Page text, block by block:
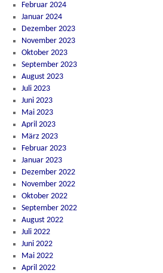
Februar 2024
Januar 2024
Dezember 2023
November 2023
Oktober 2023
September 2023
August 2023
Juli 2023
Juni 2023
Mai 2023
April 2023
März 2023
Februar 2023
Januar 2023
Dezember 2022
November 2022
Oktober 2022
September 2022
August 2022
Juli 2022
Juni 2022
Mai 2022
April 2022